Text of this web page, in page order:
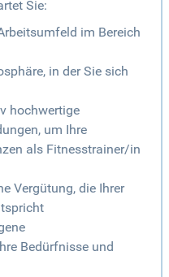
Sie:
im Bereich
in der Sie sich
hochwertige
um Ihre
als Fitnesstrainer/in
Vergütung, die Ihrer
Bedürfnisse und